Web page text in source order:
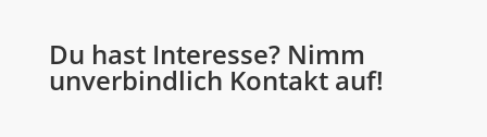
Du hast Interesse? Nimm
unverbindlich Kontakt auf!